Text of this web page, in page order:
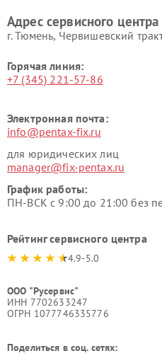
Адрес сервисного
г. Тюмень, ​Червишевский
Горячая линия:
+7 (345) 221-57-86
Электронная почта:
info@pentax-fix.ru
для юридических лиц
manager@fix-pentax.ru
График работы:
ПН-ВСК с 9:00 до 21:00 без
Рейтинг сервисного центра
4.9-5.0
ООО "Русервис"
ИНН 7702633247
ОГРН 1077746335776
Поделиться в соц. сетях: